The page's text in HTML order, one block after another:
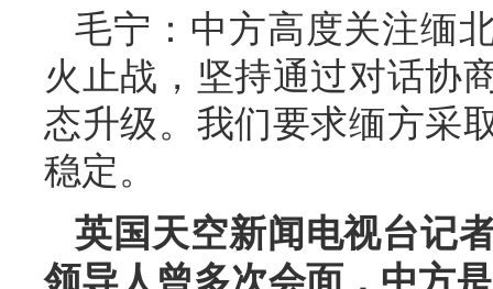
毛宁：中方高度关注缅
火止战，坚持通过对话协
态升级。我们要求缅方采
稳定。
英国天空新闻电视台记
领导人曾多次会面，中方